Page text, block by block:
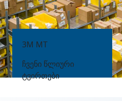
3M MT
ᲩᲕᲔᲜᲘ ᲬᲚᲘᲣᲠᲘ
ᲢᲕᲘᲠᲗᲔᲑᲘ